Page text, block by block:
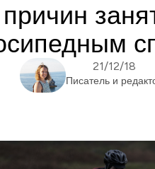
21/12/18
Писатель и